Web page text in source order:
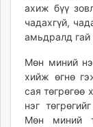
ахиж бүү
чадахгүй,
амьдралд гай
Мөн миний
хийж өгнө
сая төгрөгөө
нэг
Мөн миний